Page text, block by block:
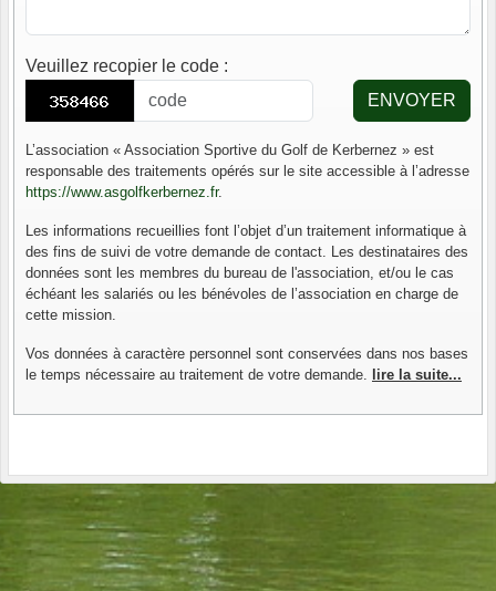
Veuillez recopier le code :
ENVOYER
L’association « Association Sportive du Golf de Kerbernez » est
responsable des traitements opérés sur le site accessible à l’adresse
https://www.asgolfkerbernez.fr.
Les informations recueillies font l’objet d’un traitement informatique à
des fins de suivi de votre demande de contact. Les destinataires des
données sont les membres du bureau de l'association, et/ou le cas
échéant les salariés ou les bénévoles de l’association en charge de
cette mission.
Vos données à caractère personnel sont conservées dans nos bases
le temps nécessaire au traitement de votre demande. lire la suite...